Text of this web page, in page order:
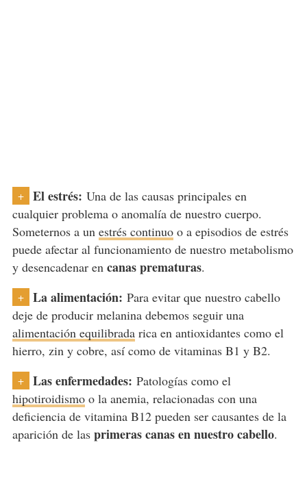
+ El estrés: Una de las causas principales en
cualquier problema o anomalía de nuestro cuerpo.
Someternos a un estrés continuoo a episodios de estrés
puede afectar al funcionamiento de nuestro metabolismo
y desencadenar en canas prematuras.
+ La alimentación: Para evitar que nuestro cabello
deje de producir melanina debemos seguir una
alimentación equilibradarica en antioxidantes como el
hierro, zin y cobre, así como de vitaminas B1 y B2.
+ Las enfermedades: Patologías como el
hipotiroidismoo la anemia, relacionadas con una
deficiencia de vitamina B12 pueden ser causantes de la
aparición de las primeras canas en nuestro cabello.